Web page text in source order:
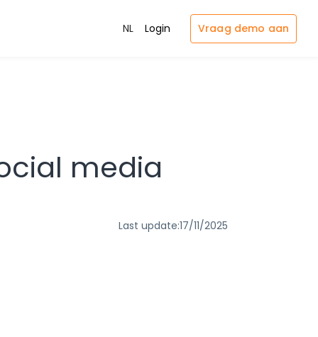
NL Login Vraag demo aan
media
Last update:17/11/2025